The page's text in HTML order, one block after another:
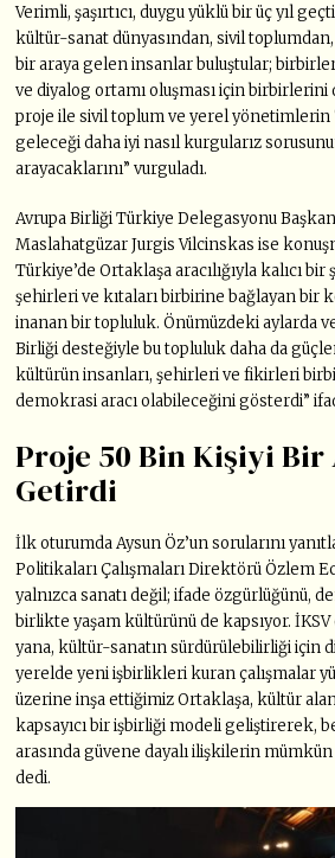
Verimli, şaşırtıcı, duygu yüklü bir üç yıl
kültür-sanat dünyasından, sivil
bir araya gelen insanlar buluştular;
ve diyalog ortamı oluşması için
proje ile sivil toplum ve yerel yönetimlerin
geleceği daha iyi nasıl kurgularız
arayacaklarını” vurguladı.
Avrupa Birliği Türkiye Delegasyonu Başkan
Maslahatgüzar Jurgis Vilcinskas ise
Türkiye’de Ortaklaşa aracılığıyla kalıcı
şehirleri ve kıtaları birbirine bağlayan bir
inanan bir topluluk. Önümüzdeki aylarda
Birliği desteğiyle bu topluluk daha da
kültürün insanları, şehirleri ve fikirleri
demokrasi aracı olabileceğini gösterdi”
Proje 50 Bin Kişiyi Bir
Getirdi
İlk oturumda Aysun Öz’un sorularını
Politikaları Çalışmaları Direktörü Özlem
yalnızca sanatı değil; ifade özgürlüğünü,
birlikte yaşam kültürünü de kapsıyor. İKSV
yana, kültür-sanatın sürdürülebilirliği için
yerelde yeni işbirlikleri kuran çalışmalar
üzerine inşa ettiğimiz Ortaklaşa, kültür
kapsayıcı bir işbirliği modeli geliştirerek,
arasında güvene dayalı ilişkilerin
dedi.